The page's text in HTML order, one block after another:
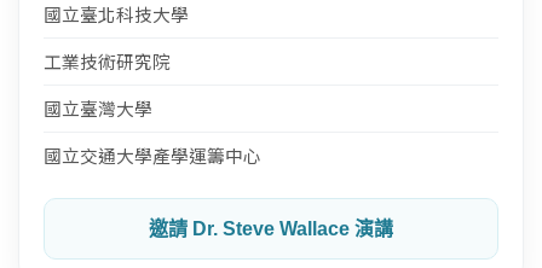
國立臺北科技大學
工業技術研究院
國立臺灣大學
國立交通大學產學運籌中心
邀請 Dr. Steve Wallace 演講